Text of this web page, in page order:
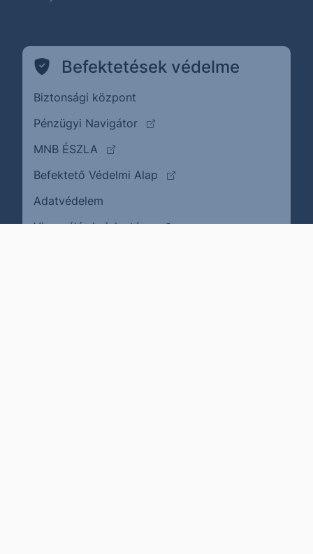
Befektetések védelme
Biztonsági központ
Pénzügyi Navigátor
(külső oldalra ugrik)
MNB ÉSZLA
(külső oldalra ugrik)
Befektető Védelmi Alap
(külső oldalra ugrik)
Adatvédelem
Visszaélés bejelentése(külső oldalra ugrik)